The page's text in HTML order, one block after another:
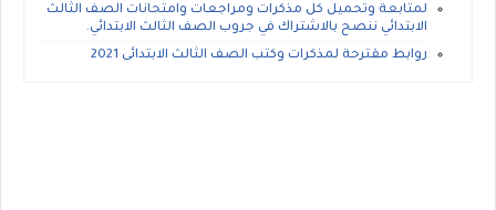
لمتابعة وتحميل كل مذكرات ومراجعات وامتحانات الصف الثالث
الابتدائي ننصح بالاشتراك في جروب الصف الثالث الابتدائي.
روابط مقترحة لمذكرات وكتب الصف الثالث الابتدائى 2021